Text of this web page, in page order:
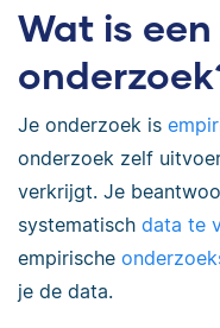
Wat is
Je onderzoek is
onderzoek zelf
verkrijgt. Je
systematisch data te
empirische
je de data.